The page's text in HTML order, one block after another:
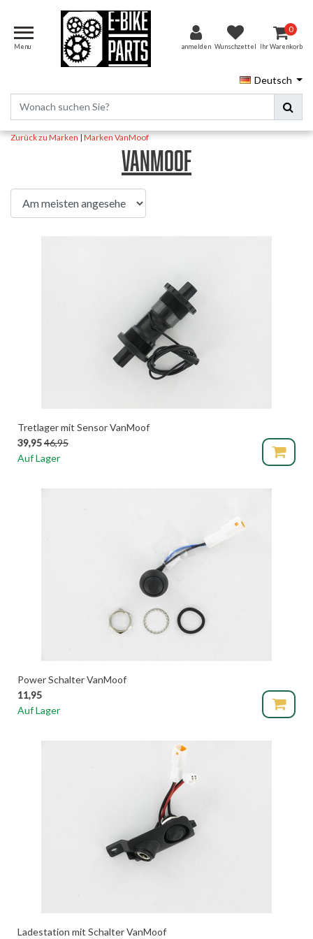
Menu anmelden Wunschzettel
0
Ihr Warenkorb
Deutsch
Zurück zu Marken|MarkenVanMoof
VanMoof
Tretlager mit Sensor VanMoof
39,9546,95
Auf Lager
Power Schalter VanMoof
11,95
Auf Lager
Ladestation mit Schalter VanMoof